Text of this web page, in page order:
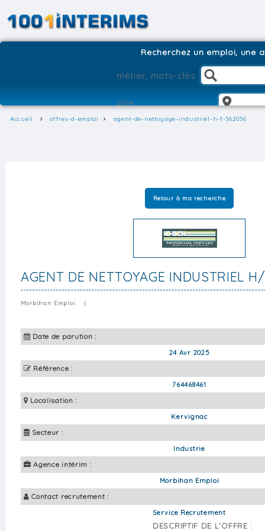
Recherchez un emploi, une
Accueil offres-d-emploi agent-de-nettoyage-industriel-h-f-362056
Retour à ma recherche
AGENT DE NETTOYAGE INDUSTRIEL
Morbihan Emploi |
Date de parution :
24 Avr 2025
Référence :
764468461
Localisation :
Kervignac
Secteur :
Industrie
Agence intérim :
Morbihan Emploi
Contact recrutement :
Service Recrutement
DESCRIPTIF DE L'OFFRE :